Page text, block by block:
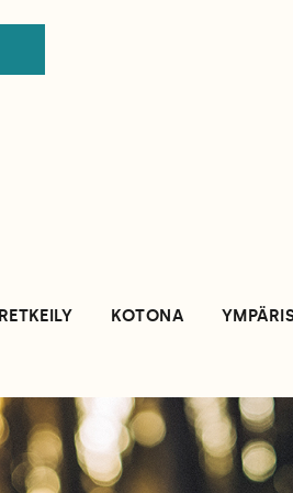
RETKEILY KOTONA